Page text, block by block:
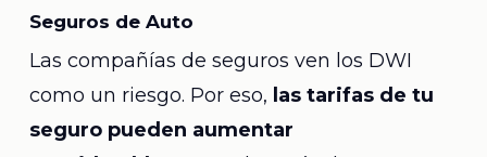
Seguros de Auto
Las compañías de seguros ven los DWI
como un riesgo. Por eso, las tarifas de tu
seguro pueden aumentar